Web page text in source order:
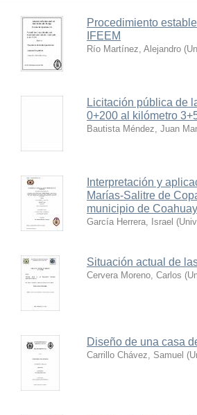
Procedimiento
IFEEM
Río Martínez, Alejandro (
Licitación pública de
0+200 al kilómetro
Bautista Méndez, Juan
Interpretación y
Marías-Salitre de
municipio de
García Herrera, Israel (
Situación actual de
Cervera Moreno, Carlos (
Diseño de una casa
Carrillo Chávez, Samuel (